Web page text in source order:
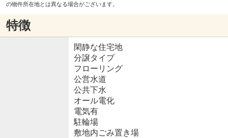
の物件所在地とは異なる場合がございます。
特徴
閑静な住宅地
分譲タイプ
フローリング
公営水道
公共下水
オール電化
電気有
駐輪場
敷地内ごみ置き場